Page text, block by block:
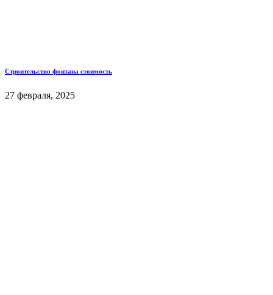
Строительство фонтана стоимость
27 февраля, 2025